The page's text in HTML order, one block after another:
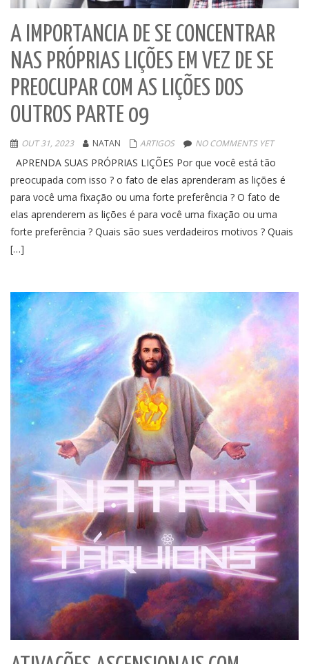
A IMPORTANCIA DE SE CONCENTRAR
NAS PRÓPRIAS LIÇÕES EM VEZ DE SE
PREOCUPAR COM AS LIÇÕES DOS
OUTROS PARTE 09
OUT 31, 2023 NATAN ARTIGOS NO COMMENTS YET
APRENDA SUAS PRÓPRIAS LIÇÕES Por que você está tão
preocupada com isso ? o fato de elas aprenderam as lições é
para você uma fixação ou uma forte preferência ? O fato de
elas aprenderem as lições é para você uma fixação ou uma
forte preferência ? Quais são sues verdadeiros motivos ? Quais
[…]